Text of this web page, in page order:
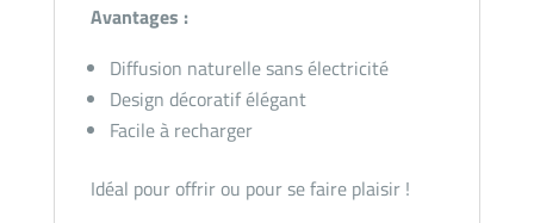
Avantages :
Diffusion naturelle sans électricité
Design décoratif élégant
Facile à recharger
Idéal pour offrir ou pour se faire plaisir !